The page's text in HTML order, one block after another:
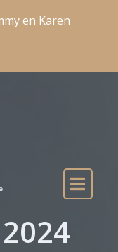
en Karen